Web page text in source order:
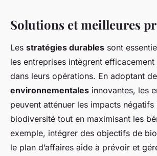
Solutions et meilleures
Les stratégies durables sont
les entreprises intègrent efficacement
dans leurs opérations. En adoptant
environnementales innovantes, les
peuvent atténuer les impacts négatifs
biodiversité tout en maximisant les
exemple, intégrer des objectifs de
le plan d’affaires aide à prévoir et